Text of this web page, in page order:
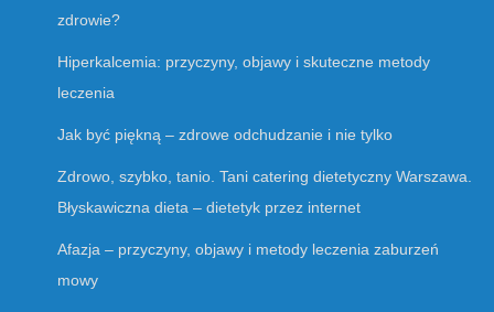
zdrowie?
Hiperkalcemia: przyczyny, objawy i skuteczne metody
leczenia
Jak być piękną – zdrowe odchudzanie i nie tylko
Zdrowo, szybko, tanio. Tani catering dietetyczny Warszawa.
Błyskawiczna dieta – dietetyk przez internet
Afazja – przyczyny, objawy i metody leczenia zaburzeń
mowy